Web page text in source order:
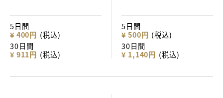
5日間
¥ 400円 (税込)
30日間
¥ 911円 (税込)
5日間
¥ 500円 (税込)
30日間
¥ 1,140円 (税込)